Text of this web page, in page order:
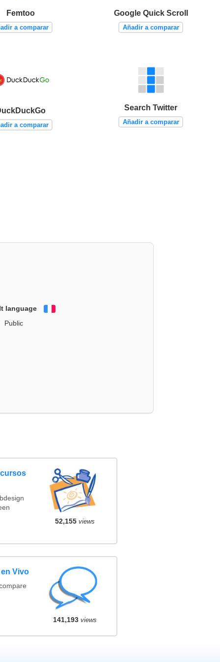
Femtoo
a comparar
Google Quick Scroll
Añadir a comparar
a comparar
Search Twitter
Añadir a comparar
language
Public
52,155 views
Vivo
141,193 views